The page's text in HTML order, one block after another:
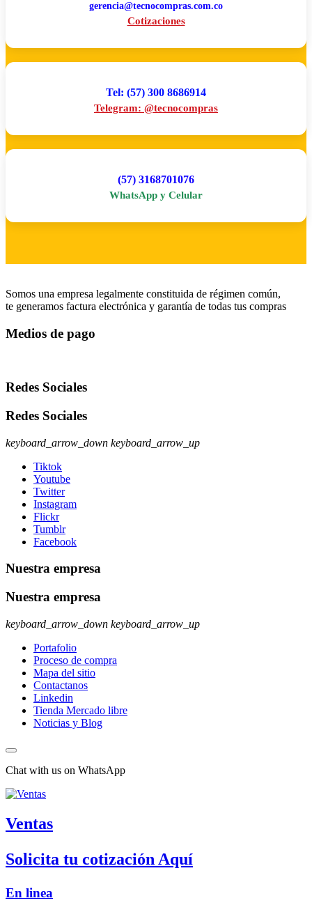
gerencia@tecnocompras.com.co
Cotizaciones
Tel: (57) 300 8686914
Telegram: @tecnocompras
(57) 3168701076
WhatsApp y Celular
Somos una empresa legalmente constituida de régimen común,
te generamos factura electrónica y garantía de todas tus compras
Medios de pago
Redes Sociales
Redes Sociales
keyboard_arrow_down keyboard_arrow_up
Tiktok
Youtube
Twitter
Instagram
Flickr
Tumblr
Facebook
Nuestra empresa
Nuestra empresa
keyboard_arrow_down keyboard_arrow_up
Portafolio
Proceso de compra
Mapa del sitio
Contactanos
Linkedin
Tienda Mercado libre
Noticias y Blog
Chat with us on WhatsApp
Ventas
Solicita tu cotización Aquí
En linea